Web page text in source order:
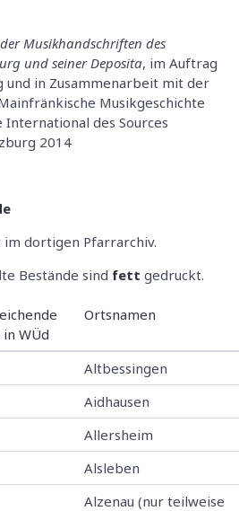
Musikhandschriften des
und seiner Deposita, im Auftrag
und in Zusammenarbeit mit der
Musikgeschichte
des Sources
2014
im dortigen Pfarrarchiv.
Bestände sind fett gedruckt.
in WÜd
Ortsnamen
Altbessingen
Aidhausen
Allersheim
Alsleben
Alzenau (nur teilweise